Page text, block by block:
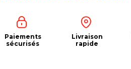
Paiements
sécurisés
Livraison
rapide